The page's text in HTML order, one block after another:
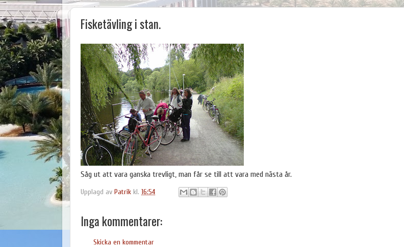
Fisketävling i stan.
Såg ut att vara ganska trevligt, man får se till att vara med nästa år.
Upplagd av Patrik kl. 16:54
Inga kommentarer:
Skicka en kommentar